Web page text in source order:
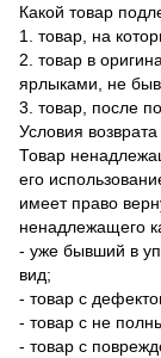
Какой товар
1. товар, на
2. товар в
ярлыками, не
3. товар, после
Условия
Товар
его
имеет право
ненадлежащего
- уже бывший в
вид;
- товар с
- товар с не
- товар с